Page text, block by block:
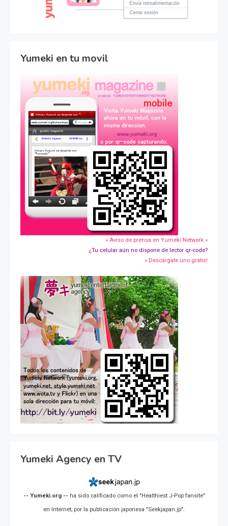
Yumeki en tu movil
» Aviso de prensa en Yumeki Network »
¿Tu celular aún no dispone de lector qr-code?
» Descárgate uno gratis!
Yumeki Agency en TV
-- Yumeki.org -- ha sido calificado como el "Healthiest J-Pop fansite"
en Internet, por la publicación japonesa "Seekjapan.jp".